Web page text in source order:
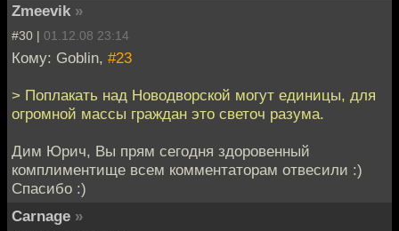
Zmeevik »
#30 | 01.12.08 23:14
Кому: Goblin, #23
> Поплакать над Новодворской могут единицы, для
огромной массы граждан это светоч разума.
Дим Юрич, Вы прям сегодня здоровенный
комплиментище всем комментаторам отвесили :)
Спасибо :)
Carnage »